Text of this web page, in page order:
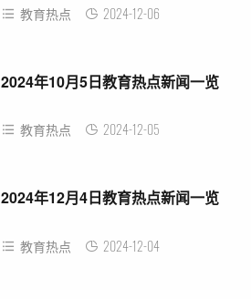
教育热点 2024-12-06
2024年10月5日教育热点新闻一览
教育热点 2024-12-05
2024年12月4日教育热点新闻一览
教育热点 2024-12-04